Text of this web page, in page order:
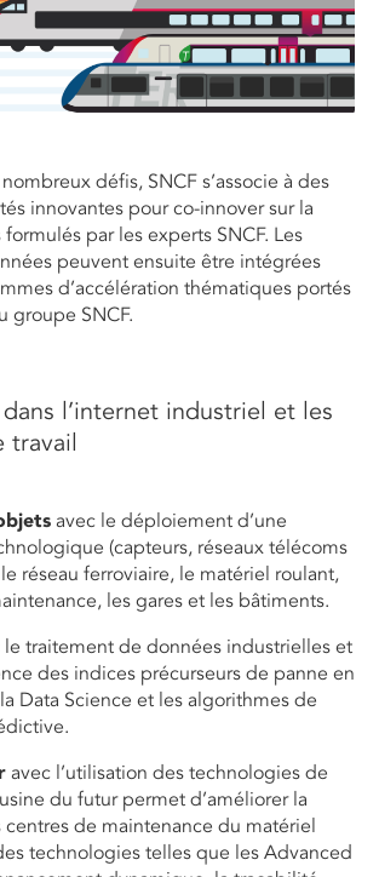
défis, SNCF s’associe à des
innovantes pour co-innover sur la
par les experts SNCF. Les
peuvent ensuite être intégrées
d’accélération thématiques portés
groupe SNCF.
l’internet industriel et les
travail
avec le déploiement d’une
(capteurs, réseaux télécoms
réseau ferroviaire, le matériel roulant,
les gares et les bâtiments.
le traitement de données industrielles et
des indices précurseurs de panne en
Data Science et les algorithmes de
avec l’utilisation des technologies de
du futur permet d’améliorer la
de maintenance du matériel
technologies telles que les Advanced